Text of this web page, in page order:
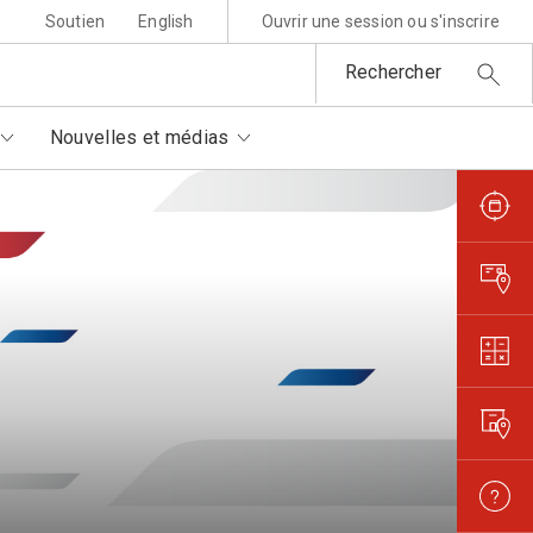
Soutien English Ouvrir une session ou s'inscrire
Rechercher
et règlements
Nouvelles et médias
et interruptions